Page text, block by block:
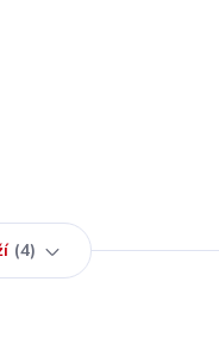
4